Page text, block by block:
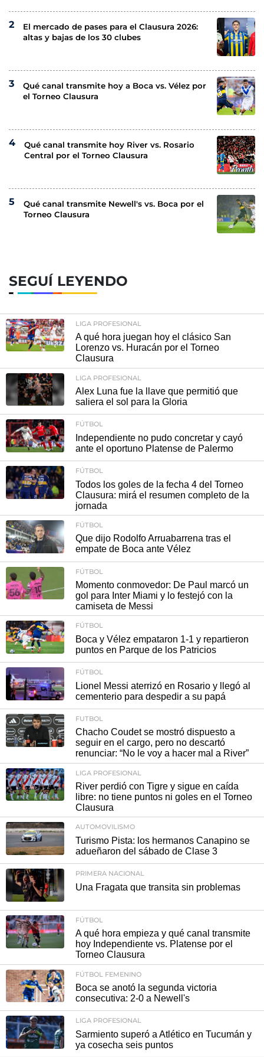
El mercado de pases para el Clausura 2026:
altas y bajas de los 30 clubes
Qué canal transmite hoy a Boca vs. Vélez por
el Torneo Clausura
Qué canal transmite hoy River vs. Rosario
Central por el Torneo Clausura
Qué canal transmite Newell's vs. Boca por el
Torneo Clausura
SEGUÍ LEYENDO
LIGA PROFESIONAL
A qué hora juegan hoy el clásico San
Lorenzo vs. Huracán por el Torneo
Clausura
LIGA PROFESIONAL
Alex Luna fue la llave que permitió que
saliera el sol para la Gloria
FÚTBOL
Independiente no pudo concretar y cayó
ante el oportuno Platense de Palermo
FÚTBOL
Todos los goles de la fecha 4 del Torneo
Clausura: mirá el resumen completo de la
jornada
FÚTBOL
Que dijo Rodolfo Arruabarrena tras el
empate de Boca ante Vélez
FÚTBOL
Momento conmovedor: De Paul marcó un
gol para Inter Miami y lo festejó con la
camiseta de Messi
FÚTBOL
Boca y Vélez empataron 1-1 y repartieron
puntos en Parque de los Patricios
FÚTBOL
Lionel Messi aterrizó en Rosario y llegó al
cementerio para despedir a su papá
FUTBOL
Chacho Coudet se mostró dispuesto a
seguir en el cargo, pero no descartó
renunciar: “No le voy a hacer mal a River”
LIGA PROFESIONAL
River perdió con Tigre y sigue en caída
libre: no tiene puntos ni goles en el Torneo
Clausura
AUTOMOVILISMO
Turismo Pista: los hermanos Canapino se
adueñaron del sábado de Clase 3
PRIMERA NACIONAL
Una Fragata que transita sin problemas
FÚTBOL
A qué hora empieza y qué canal transmite
hoy Independiente vs. Platense por el
Torneo Clausura
FÚTBOL FEMENINO
Boca se anotó la segunda victoria
consecutiva: 2-0 a Newell's
LIGA PROFESIONAL
Sarmiento superó a Atlético en Tucumán y
ya cosecha seis puntos